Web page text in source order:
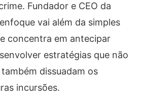
Fundador e CEO da
vai além da simples
concentra em antecipar
estratégias que não
dissuadam os
incursões.